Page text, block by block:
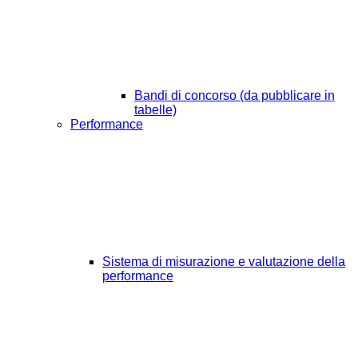
Bandi di concorso (da pubblicare in
tabelle)
Performance
Sistema di misurazione e valutazione della
performance